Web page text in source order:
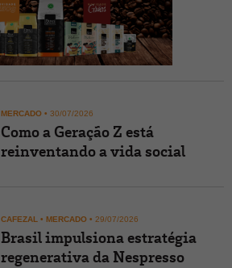
MERCADO • 30/07/2026
Como a Geração Z está
reinventando a vida social
CAFEZAL • MERCADO • 29/07/2026
Brasil impulsiona estratégia
regenerativa da Nespresso